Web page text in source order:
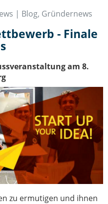
| Blog, Gründernews
- Finale
am 8.
zu ermutigen und ihnen